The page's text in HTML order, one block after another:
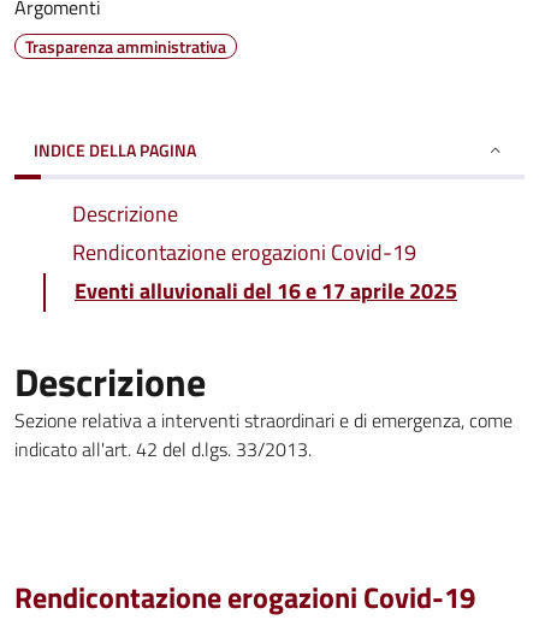
Argomenti
Trasparenza amministrativa
INDICE DELLA PAGINA
Descrizione
Rendicontazione erogazioni Covid-19
Eventi alluvionali del 16 e 17 aprile 2025
Descrizione
Sezione relativa a interventi straordinari e di emergenza, come
indicato all'art. 42 del d.lgs. 33/2013.
Rendicontazione erogazioni Covid-19